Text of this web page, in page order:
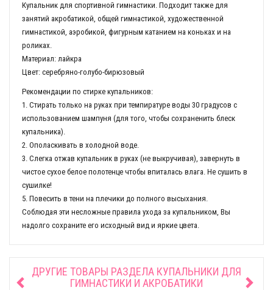
Купальник для спортивной гимнастики. Подходит также для
занятий акробатикой, общей гимнастикой, художественной
гимнастикой, аэробикой, фигурным катанием на коньках и на
роликах.
Материал: лайкра
Цвет: серебряно-голубо-бирюзовый
Рекомендации по стирке купальников:
1. Стирать только на руках при темпиратуре воды 30 градусов с
использованием шампуня (для того, чтобы сохраненить блеск
купальника).
2. Ополаскивать в холодной воде.
3. Слегка отжав купальник в руках (не выкручивая), завернуть в
чистое сухое белое полотенце чтобы впиталась влага. Не сушить в
сушилке!
5. Повесить в тени на плечики до полного высыхания.
Соблюдая эти несложные правила ухода за купальником, Вы
надолго сохраните его исходный вид и яркие цвета.
ДРУГИЕ ТОВАРЫ РАЗДЕЛА КУПАЛЬНИКИ ДЛЯ
ГИМНАСТИКИ И АКРОБАТИКИ